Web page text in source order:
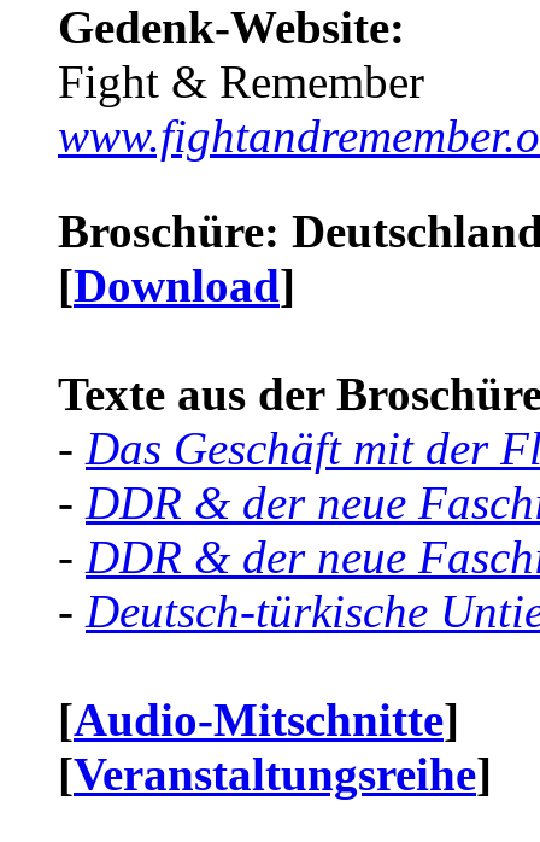
Gedenk-Website:
Fight & Remember
Broschüre:
[Download]
Texte aus der
- Das Geschäft mit der
- DDR & der neue
- DDR & der neue
- Deutsch-türkische
[Audio-Mitschnitte]
[Veranstaltungsreihe]